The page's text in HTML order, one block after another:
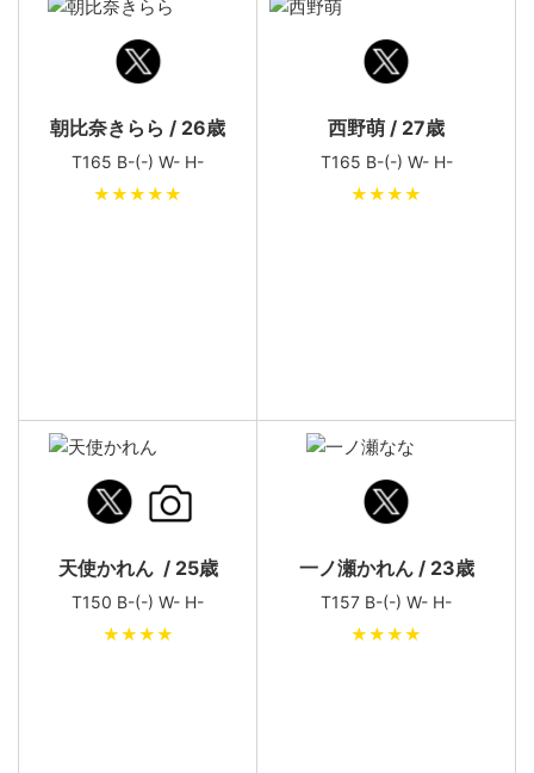
朝比奈きらら / 26歳
T165 B-(-) W- H-
★★★★★
西野萌 / 27歳
T165 B-(-) W- H-
★★★★
天使かれん / 25歳
T150 B-(-) W- H-
★★★★
一ノ瀬かれん / 23歳
T157 B-(-) W- H-
★★★★